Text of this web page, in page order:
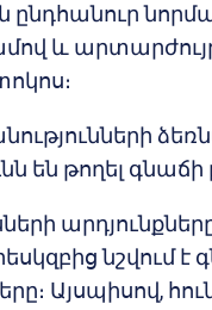
և
են թողել
նշվում
Այսպիսով,